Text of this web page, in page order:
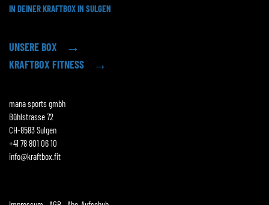
IN DEINER KRAFTBOX IN SULGEN
UNSERE BOX →
KRAFTBOX FITNESS →
mana sports gmbh
Bühlstrasse 72
CH-8583 Sulgen
+41 78 801 06 10
info@kraftbox.fit